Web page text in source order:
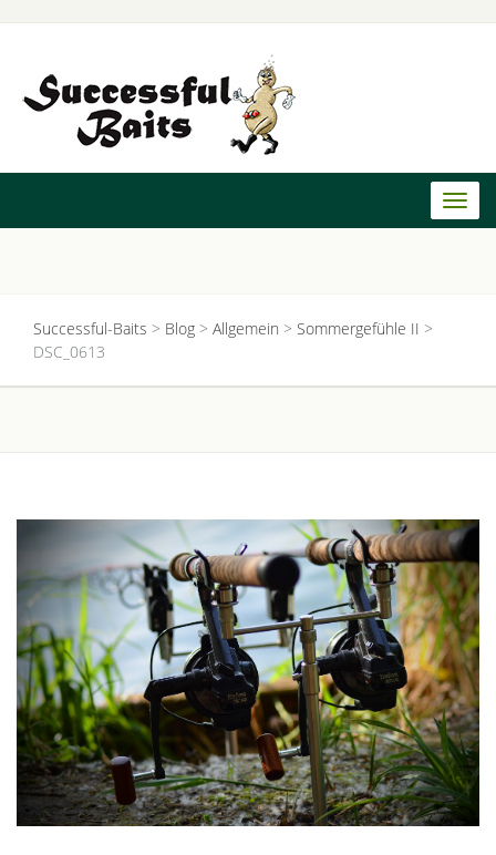
Successful-Baits > Blog > Allgemein > Sommergefühle II >
DSC_0613